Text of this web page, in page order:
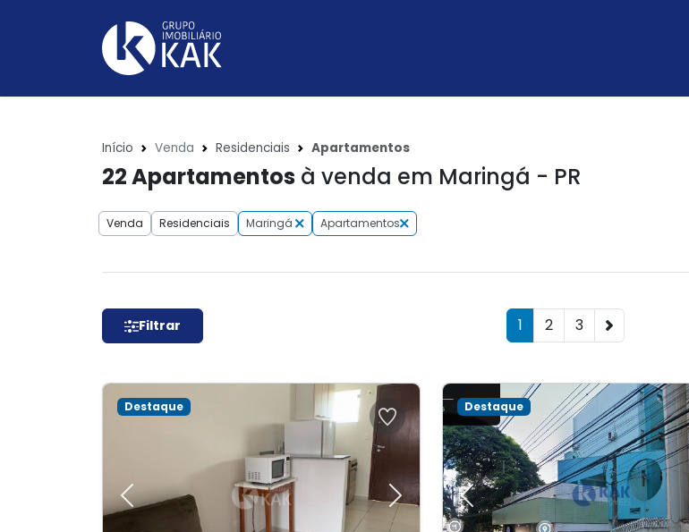
Início Venda Residenciais Apartamentos
22Apartamentos à venda em Maringá - PR
Venda Residenciais Maringá Apartamentos
Filtrar 1 2 3
Previous Next
Destaque
Previous
Destaque